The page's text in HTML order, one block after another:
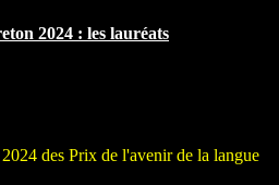
2024 : les lauréats
des Prix de l'avenir de la langue